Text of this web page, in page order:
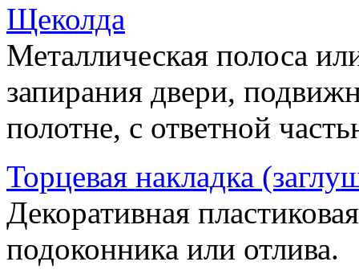
Щеколда
Металлическая полоса
запирания двери,
полотне, с ответной
Торцевая накладка
Декоративная
подоконника или отлива.